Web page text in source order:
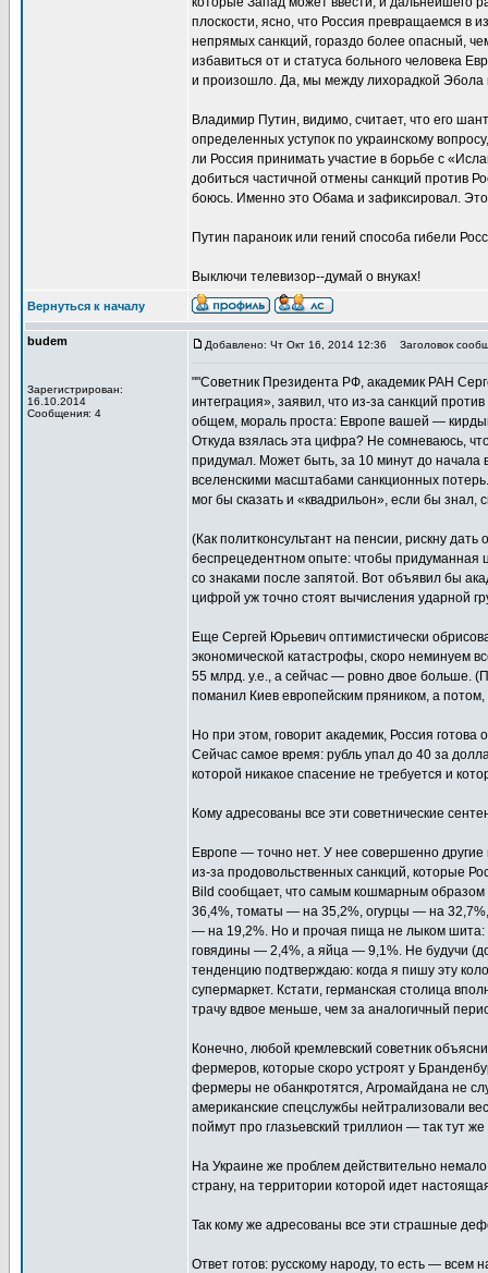
плоскости, ясно, что Россия превращаемся в
непрямых санкций, гораздо более опасный,
избавиться от и статуса больного человека
и произошло. Да, мы между лихорадкой Эбола
Владимир Путин, видимо, считает, что его
определенных уступок по украинскому
ли Россия принимать участие в борьбе с
добиться частичной отмены санкций против
боюсь. Именно это Обама и зафиксировал.
Путин параноик или гений способа гибели
Выключи телевизор--думай о внуках!
Вернуться к началу
budem
Зарегистрирован:
16.10.2014
Сообщения: 4
Добавлено: Чт Окт 16, 2014 12:36 Заголовок
""Советник Президента РФ, академик РАН
интеграция», заявил, что из-за санкций
общем, мораль проста: Европе вашей —
Откуда взялась эта цифра? Не сомневаюсь,
придумал. Может быть, за 10 минут до начала
вселенскими масштабами санкционных
мог бы сказать и «квадрильон», если бы знал,
(Как политконсультант на пенсии, рискну
беспрецедентном опыте: чтобы придуманная
со знаками после запятой. Вот объявил бы
цифрой уж точно стоят вычисления ударной
Еще Сергей Юрьевич оптимистически
экономической катастрофы, скоро неминуем
55 млрд. у.е., а сейчас — ровно двое больше.
поманил Киев европейским пряником, а потом,
Но при этом, говорит академик, Россия
Сейчас самое время: рубль упал до 40 за
которой никакое спасение не требуется и
Кому адресованы все эти советнические
Европе — точно нет. У нее совершенно
из-за продовольственных санкций, которые
Bild сообщает, что самым кошмарным
36,4%, томаты — на 35,2%, огурцы — на
— на 19,2%. Но и прочая пища не лыком шита:
говядины — 2,4%, а яйца — 9,1%. Не будучи
тенденцию подтверждаю: когда я пишу эту
супермаркет. Кстати, германская столица
трачу вдвое меньше, чем за аналогичный
Конечно, любой кремлевский советник
фермеров, которые скоро устроят у
фермеры не обанкротятся, Агромайдана не
американские спецслужбы нейтрализовали
поймут про глазьевский триллион — так тут
На Украине же проблем действительно
страну, на территории которой идет
Так кому же адресованы все эти страшные
Ответ готов: русскому народу, то есть — всем